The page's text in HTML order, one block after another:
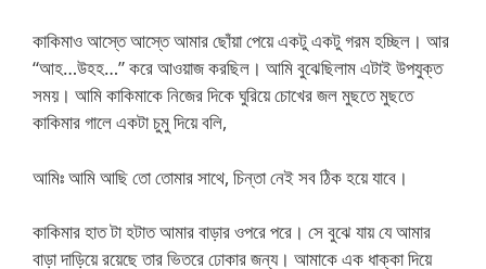
কাকিমাও আস্তে আস্তে আমার ছোঁয়া পেয়ে একটু একটু গরম হচ্ছিল। আর
“আহ…উহহ…” করে আওয়াজ করছিল। আমি বুঝেছিলাম এটাই উপযুক্ত
সময়। আমি কাকিমাকে নিজের দিকে ঘুরিয়ে চোখের জল মুছতে মুছতে
কাকিমার গালে একটা চুমু দিয়ে বলি,
আমিঃ আমি আছি তো তোমার সাথে, চিন্তা নেই সব ঠিক হয়ে যাবে।
কাকিমার হাত টা হটাত আমার বাড়ার ওপরে পরে। সে বুঝে যায় যে আমার
বাড়া দাড়িয়ে রয়েছে তার ভিতরে ঢোকার জন্য। আমাকে এক ধাক্কা দিয়ে